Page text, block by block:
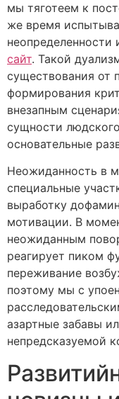
мы тяготеем к
же время
неопределенности
сайт. Такой
существования от
формирования
внезапным
сущности
основательные
Неожиданность в
специальные
выработку
мотивации. В
неожиданным
реагирует пиком
переживание
поэтому мы с
азартные забавы
непредсказуемой